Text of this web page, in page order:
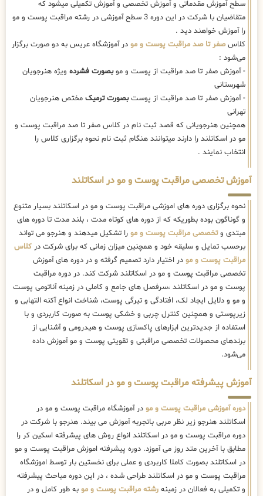
سطح آموزش مقدماتی و آموزش تخصصی و آموزش تکمیلی میشود که
متقاضیان با شرکت در این دوره 3 سطح آموزشی در رشته مراقبت پوست و مو
را آموزش خواهند دید .
کلاسصفر تا صد مراقبت پوست و مو در آموزشگاه عریس به دو صورت برگزار
می‌شود :
- آموزش صفر تا صد مراقبت از پوست و موبصورت فشرده ویژه هنرجویان
شهرستانی
- آموزش صفر تا صد مراقبت از پوستبصورت ترمیک مختص هنرجویان
تهرانی
همچنین هنرجویانی که قصد ثبت نام در کلاس صفر تا صد مراقبت پوست و
مو در اسکاتلند را دارند میتوانند هنگام ثبت نام نحوه برگزاری کلاس را
انتخاب نمایند .
آموزش تخصصی مراقبت پوست و مو در اسکاتلند
نحوه برگزاری دوره های اموزشی مراقبت پوست و مو در اسکاتلند بسیار متنوع
و گوناگون بوده بطوریکه که از دوره های کوتاه مدت ، بلند مدت تا دوره های
مبتدی وتخصصی مراقبت پوست و مو را تشکیل میدهند و هنرجو می تواند
برحسب تمایل و سلیقه خود و همچنین میزان زمانی که برای شرکت در کلاس
مراقبت پوست و مو در اختیار دارد تصمیم گرفته و در دوره های آموزش
تخصصی مراقبت پوست و مو در اسکاتلند شرکت کند. در دوره مراقبت
پوست و مو در اسکاتلند ،سرفصل های جامع و کاملی در زمینه آناتومی پوست
و مو و دلایل ایجاد لک، افتادگی و تیرگی پوست، شناخت انواع آکنه التهابی و
زیرپوستی و همچنین کنترل چربی و خشکی پوست به صورت کاربردی و با
استفاده از جدیدترین ابزارهای پاکسازی پوست و هیدرومی و آشنایی از
برندهای محصولات تخصصی مراقبتی و تقویتی پوست و مو آموزش داده
می‌شود.
آموزش پیشرفته مراقبت پوست و مو در اسکاتلند
دوره آموزشی مراقبت پوست و مو در آموزشگاه مراقبت پوست و مو در
اسکاتلند هنرجو زیر نظر مربی باتجربه آموزش می بیند. هنرجو با شرکت در
دوره مراقبت پوست و مو در اسکاتلند انواع روش های پیشرفته اسکین کر را
مطابق با آخرین متد روز می آموزد. دوره پیشرفته اموزش مراقبت پوست و مو
در اسکاتلند بصورت کاملا کاربردی و عملی برای نخستین بار توسط اموزشگاه
مراقبت پوست و مو در اسکاتلند طراحی شده ، در این دوره مباحث پیشرفته
و تکمیلی به فعالان در زمینه رشته مراقبت پوست و مو به طور کامل و در